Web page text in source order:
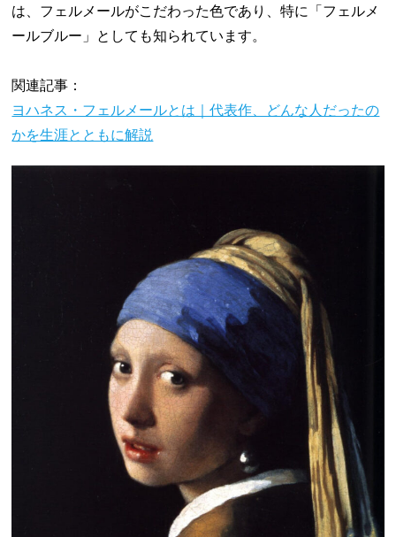
は、フェルメールがこだわった色であり、特に「フェルメ
ールブルー」としても知られています。
関連記事：
ヨハネス・フェルメールとは｜代表作、どんな人だったの
かを生涯とともに解説